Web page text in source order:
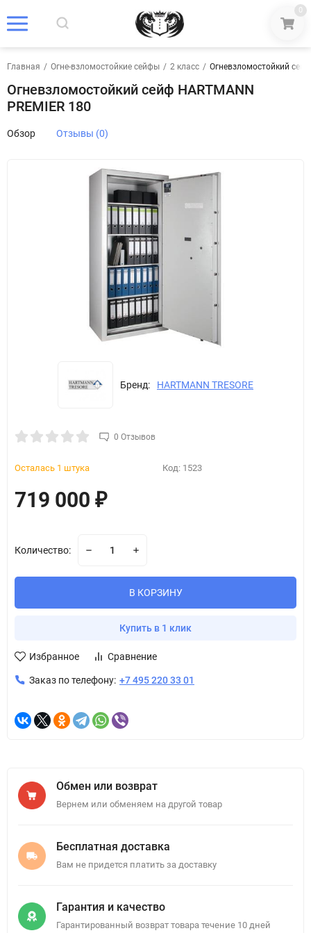
0
Главная / Огне-взломостойкие сейфы / 2 класс / Огневзломостойкий
Огневзломостойкий сейф HARTMANN
PREMIER 180
Обзор Отзывы (0)
Бренд: HARTMANN TRESORE
0 Отзывов
Осталась 1 штука Код: 1523
719 000 ₽
Количество:
В КОРЗИНУ
Купить в 1 клик
Избранное Сравнение
Заказ по телефону: +7 495 220 33 01
Обмен или возврат
Вернем или обменяем на другой товар
Бесплатная доставка
Вам не придется платить за доставку
Гарантия и качество
Гарантированный возврат товара течение 10 дней